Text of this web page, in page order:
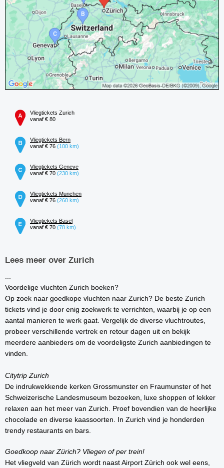
Vliegtickets Zurich
vanaf € 80
Vliegtickets Bern
vanaf € 76 (100 km)
Vliegtickets Geneve
vanaf € 70 (230 km)
Vliegtickets Munchen
vanaf € 76 (260 km)
Vliegtickets Basel
vanaf € 70 (78 km)
Lees meer over Zurich
...
Voordelige vluchten Zurich boeken?
Op zoek naar goedkope vluchten naar Zurich? De beste Zurich
tickets vind je door enig zoekwerk te verrichten, waarbij je op een
aantal manieren te werk gaat. Vergelijk de diverse vluchtroutes,
probeer verschillende vertrek en retour dagen uit en bekijk
meerdere aanbieders om de voordeligste Zurich aanbiedingen te
vinden.
Citytrip Zurich
De indrukwekkende kerken Grossmunster en Fraumunster of het
Schweizerische Landesmuseum bezoeken, luxe shoppen of lekker
relaxen aan het meer van Zurich. Proef bovendien van de heerlijke
chocolade en diverse kaassoorten. In Zurich vind je honderden
trendy restaurants en bars.
Goedkoop naar Zürich? Vliegen of per trein!
Het vliegveld van Zürich wordt naast Airport Zürich ook wel eens,